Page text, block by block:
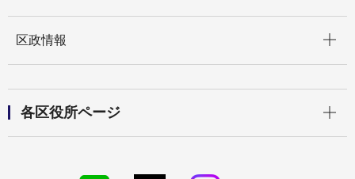
区政情報
各区役所ページ